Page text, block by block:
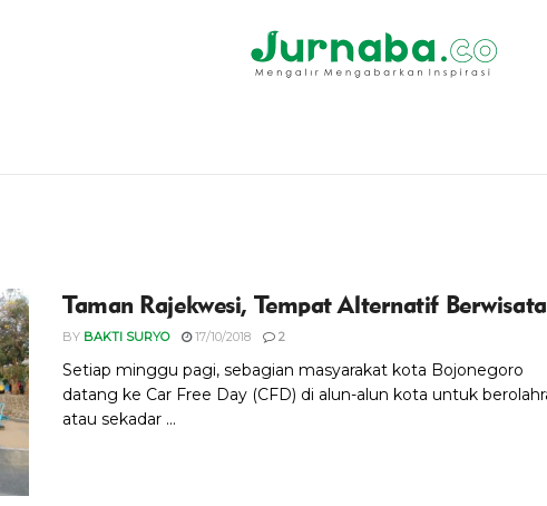
Taman Rajekwesi, Tempat Alternatif Berwisata
BY BAKTI SURYO 17/10/2018 2
Setiap minggu pagi, sebagian masyarakat kota Bojonegoro
datang ke Car Free Day (CFD) di alun-alun kota untuk
atau sekadar ...